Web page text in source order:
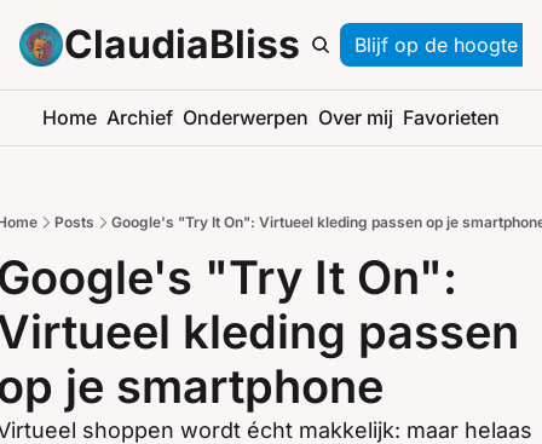
ClaudiaBliss Blijf op de hoogte
Home Archief Onderwerpen Over mij Favorieten
Posts Google's "Try It On": Virtueel kleding passen op je
"Try It On":
kleding passen
je smartphone
shoppen wordt écht makkelijk: maar helaas